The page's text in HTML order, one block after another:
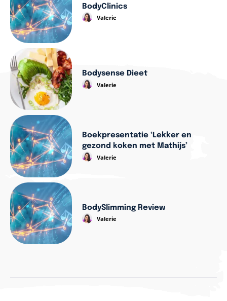
BodyClinics
Valerie
Bodysense Dieet
Valerie
Boekpresentatie ‘Lekker en
gezond koken met Mathijs’
Valerie
BodySlimming Review
Valerie